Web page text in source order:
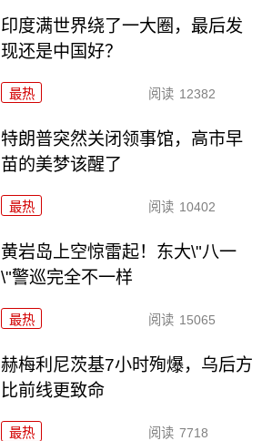
印度满世界绕了一大圈，最后发
现还是中国好？
最热 阅读 12382
特朗普突然关闭领事馆，高市早
苗的美梦该醒了
最热 阅读 10402
黄岩岛上空惊雷起！东大\"八一
\"警巡完全不一样
最热 阅读 15065
赫梅利尼茨基7小时殉爆，乌后方
比前线更致命
最热 阅读 7718